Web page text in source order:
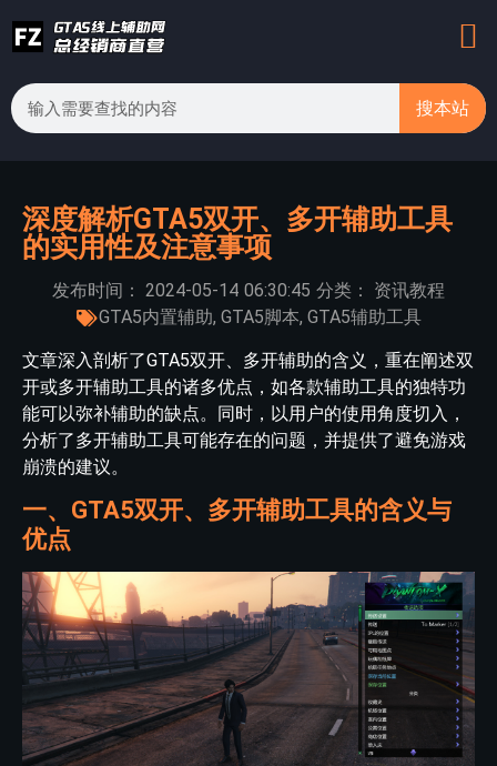
搜本站
深度解析GTA5双开、多开辅助工具
的实用性及注意事项
发布时间： 2024-05-14 06:30:45 分类：
资讯教程
GTA5内置辅助, GTA5脚本, GTA5辅助工具
文章深入剖析了GTA5双开、多开辅助的含义，重在阐述双
开或多开辅助工具的诸多优点，如各款辅助工具的独特功
能可以弥补辅助的缺点。同时，以用户的使用角度切入，
分析了多开辅助工具可能存在的问题，并提供了避免游戏
崩溃的建议。
一、GTA5双开、多开辅助工具的含义与
优点